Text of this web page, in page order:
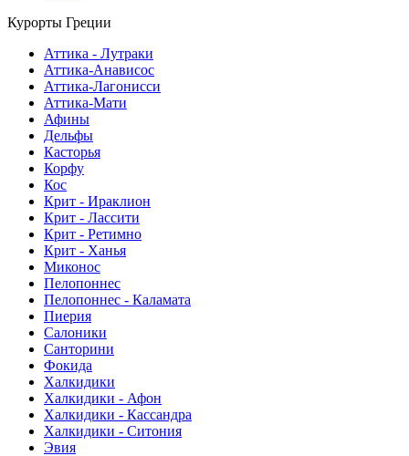
Курорты Греции
Аттика - Лутраки
Аттика-Анависос
Аттика-Лагонисси
Аттика-Мати
Афины
Дельфы
Касторья
Корфу
Кос
Крит - Ираклион
Крит - Лассити
Крит - Ретимно
Крит - Ханья
Миконос
Пелопоннес
Пелопоннес - Каламата
Пиерия
Салоники
Санторини
Фокида
Халкидики
Халкидики - Афон
Халкидики - Кассандра
Халкидики - Ситония
Эвия